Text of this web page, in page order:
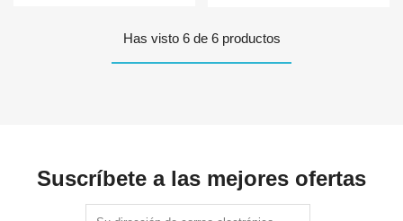
Has visto 6 de 6 productos
Suscríbete a las mejores ofertas